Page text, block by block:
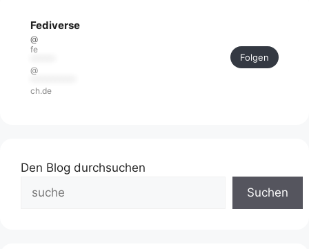
Fediverse
@
fe
@
ch.de
Folgen
Den Blog durchsuchen
Suchen